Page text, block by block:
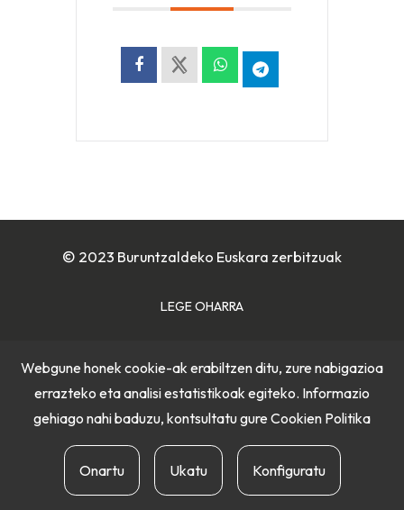
© 2023 Buruntzaldeko Euskara zerbitzuak
LEGE OHARRA
PRIBATUTASUN POLITIKA
Webgune honek cookie-ak erabiltzen ditu, zure nabigazioa
errazteko eta analisi estatistikoak egiteko. Informazio
gehiago nahi baduzu, kontsultatu gure Cookien Politika
Onartu Ukatu Konfiguratu